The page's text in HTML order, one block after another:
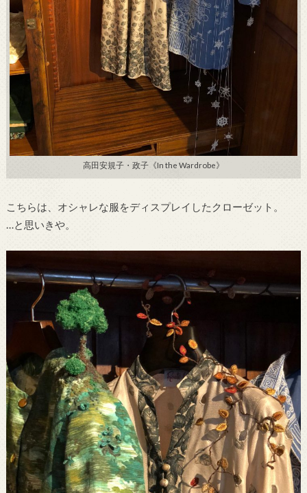
高田安規子・政子《In the Wardrobe》
こちらは、オシャレな服をディスプレイしたクローゼット。
…と思いきや。